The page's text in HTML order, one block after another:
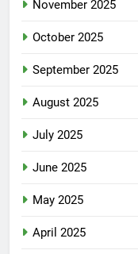
November 2025
October 2025
September 2025
August 2025
July 2025
June 2025
May 2025
April 2025